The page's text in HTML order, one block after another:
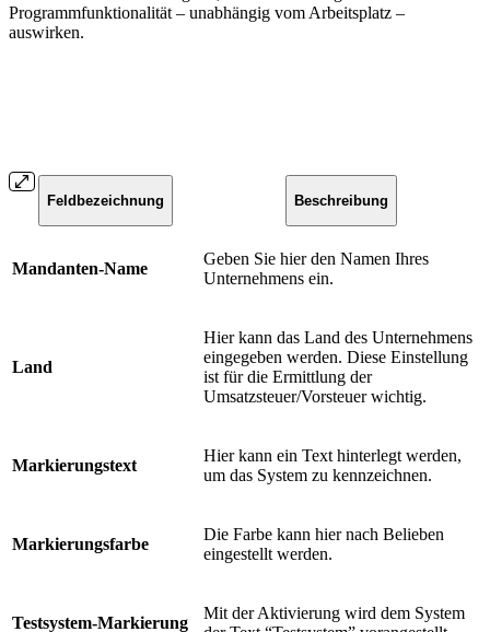
Programmfunktionalität – unabhängig vom Arbeitsplatz –
auswirken.
Feldbezeichnung Beschreibung
Mandanten-Name
Geben Sie hier den Namen Ihres
Unternehmens ein.
Land
Hier kann das Land des Unternehmens
eingegeben werden. Diese Einstellung
ist für die Ermittlung der
Umsatzsteuer/Vorsteuer wichtig.
Markierungstext
Hier kann ein Text hinterlegt werden,
um das System zu kennzeichnen.
Markierungsfarbe
Die Farbe kann hier nach Belieben
eingestellt werden.
Testsystem-Markierung
Mit der Aktivierung wird dem System